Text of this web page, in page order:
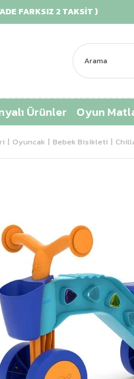
FARKSIZ 2 TAKSİT )
Ürünler Oyun
Oyuncak Bebek Bisikleti